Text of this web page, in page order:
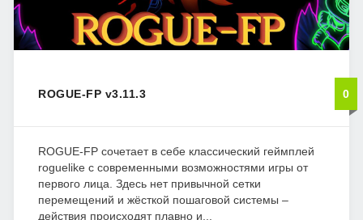
ROGUE-FP v3.11.3 0
ROGUE-FP сочетает в себе классический геймплей
roguelike с современными возможностями игры от
первого лица. Здесь нет привычной сетки
перемещений и жёсткой пошаговой системы –
действия происходят плавно и...